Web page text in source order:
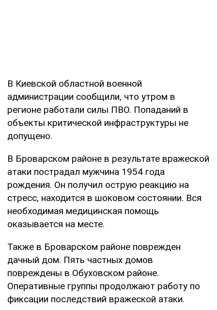
В Киевской областной военной
администрации сообщили, что утром в
регионе работали силы ПВО. Попаданий в
объекты критической инфраструктуры не
допущено.
В Броварском районе в результате вражеской
атаки пострадал мужчина 1954 года
рождения. Он получил острую реакцию на
стресс, находится в шоковом состоянии. Вся
необходимая медицинская помощь
оказывается на месте.
Также в Броварском районе поврежден
дачный дом. Пять частных домов
повреждены в Обуховском районе.
Оперативные группы продолжают работу по
фиксации последствий вражеской атаки.